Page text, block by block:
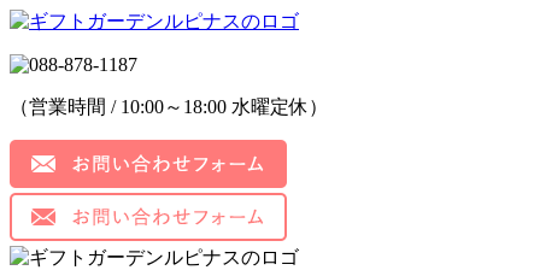
（営業時間 / 10:00～18:00 水曜定休）